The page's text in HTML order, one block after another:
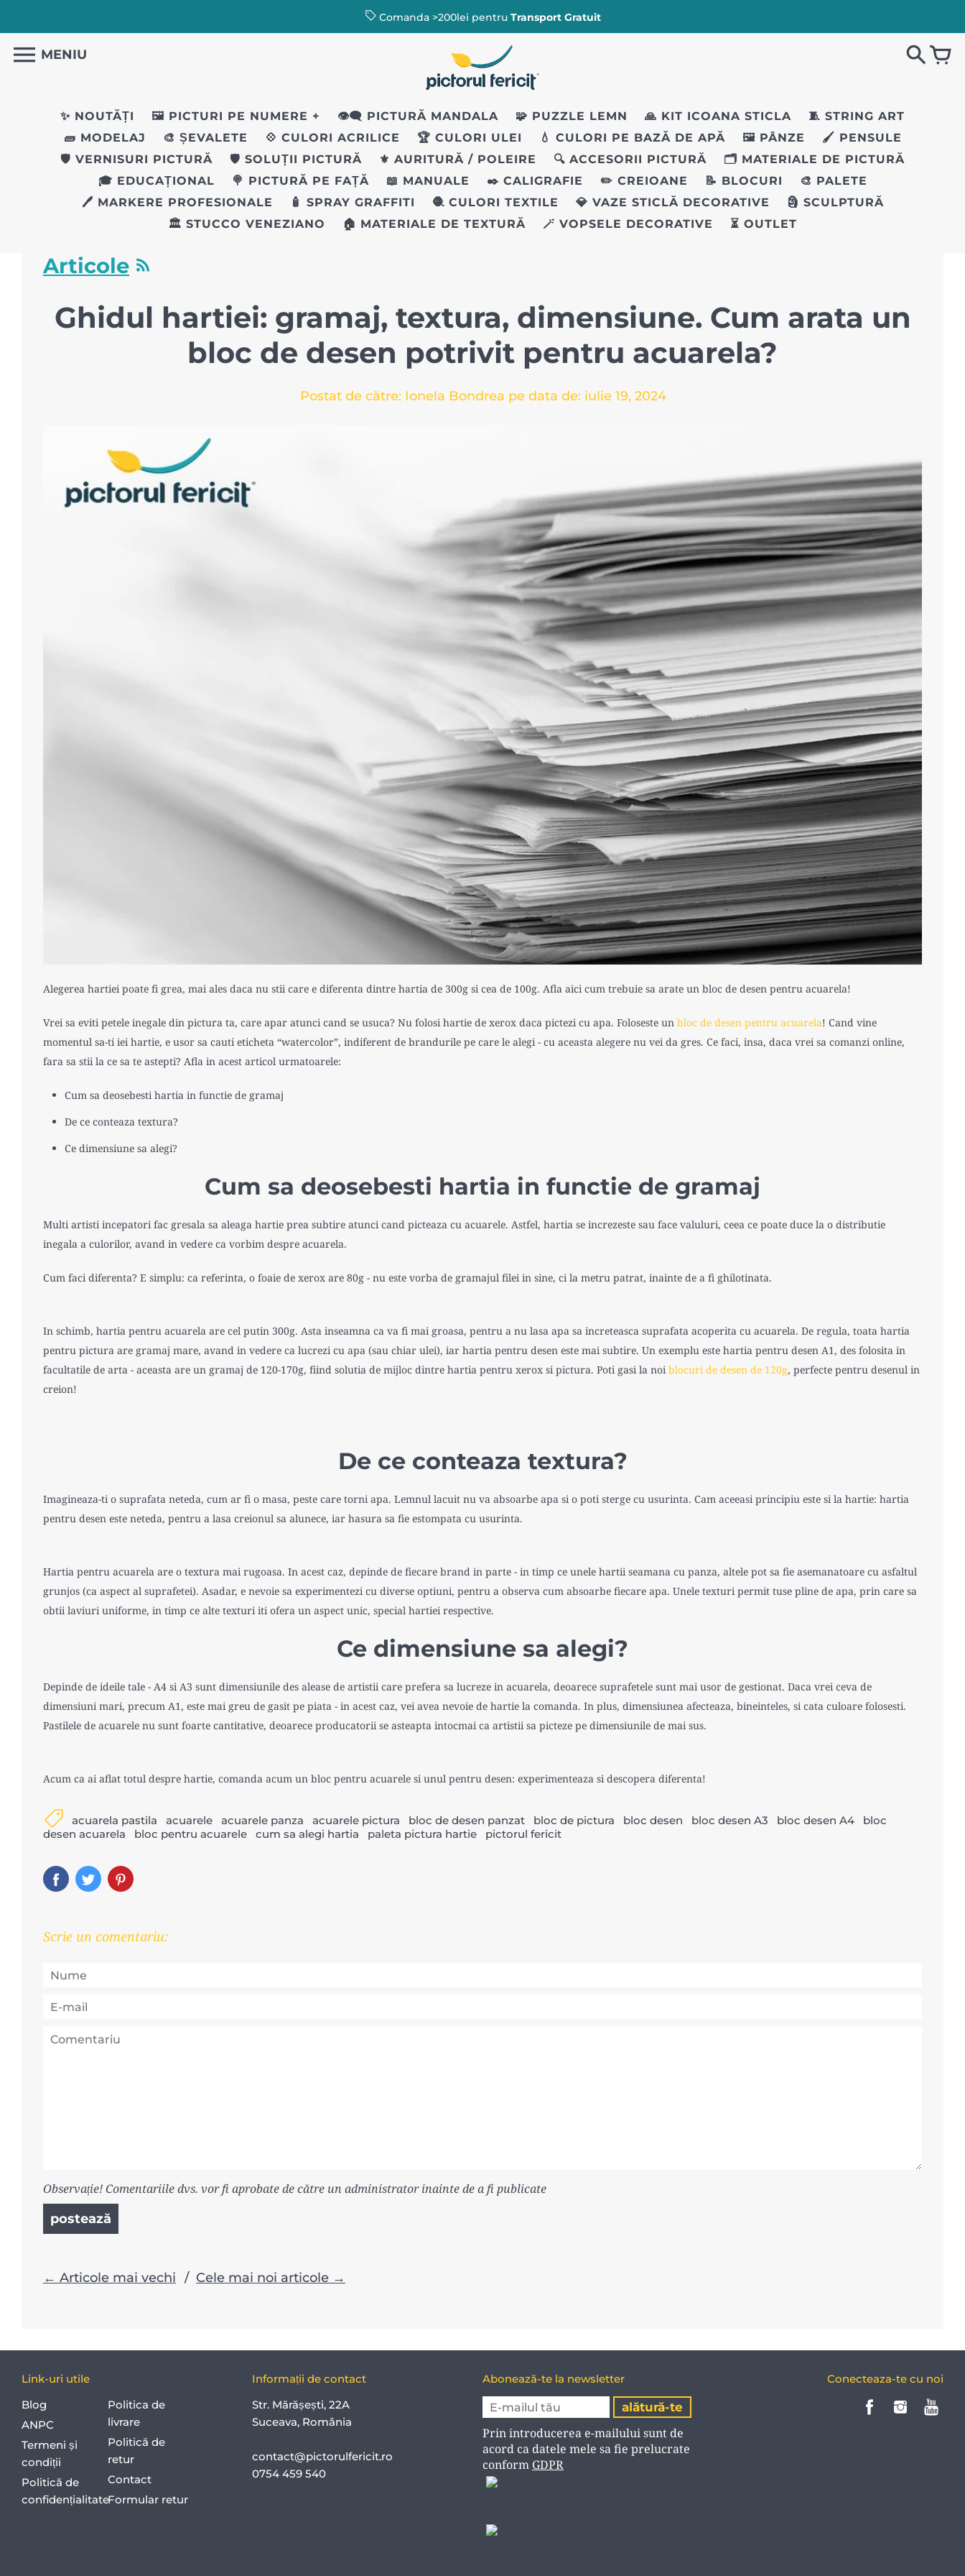
Comanda >200lei pentru Transport Gratuit
MENIU
✨ NOUTĂȚI 🖼️ PICTURI PE NUMERE + 👁️‍🗨️ PICTURĂ MANDALA 🧩 PUZZLE LEMN 🙏 KIT ICOANA STICLA
🧵 STRING ART
🧱 MODELAJ
🎨 ȘEVALETE 💠 CULORI ACRILICE 🏆 CULORI ULEI 💧 CULORI PE BAZĂ DE APĂ 🖼️ PÂNZE
🖌️ PENSULE
🛡️ VERNISURI PICTURĂ
🛡️ SOLUȚII PICTURĂ ⚜️ AURITURĂ / POLEIRE 🔍 ACCESORII PICTURĂ
🗂️ MATERIALE DE PICTURĂ
🎓 EDUCAȚIONAL
🍭 PICTURĂ PE FAȚĂ 📖 MANUALE ✒️ CALIGRAFIE ✏️ CREIOANE 📝 BLOCURI
🎨 PALETE
🖊 MARKERE PROFESIONALE
🧴 SPRAY GRAFFITI 🧶 CULORI TEXTILE 💎 VAZE STICLĂ DECORATIVE
🗿 SCULPTURĂ
🏛️ STUCCO VENEZIANO
🏠 MATERIALE DE TEXTURĂ 🪄 VOPSELE DECORATIVE ⏳ OUTLET
Articole
Ghidul hartiei: gramaj, textura, dimensiune. Cum arata un
bloc de desen potrivit pentru acuarela?
Postat de către: Ionela Bondrea pe data de: iulie 19, 2024
Alegerea hartiei poate fi grea, mai ales daca nu stii care e diferenta dintre hartia de 300g si cea de 100g. Afla aici cum trebuie sa arate un bloc de desen pentru acuarela!
Vrei sa eviti petele inegale din pictura ta, care apar atunci cand se usuca? Nu folosi hartie de xerox daca pictezi cu apa. Foloseste un bloc de desen pentru acuarela! Cand vine
momentul sa-ti iei hartie, e usor sa cauti eticheta “watercolor”, indiferent de brandurile pe care le alegi - cu aceasta alegere nu vei da gres. Ce faci, insa, daca vrei sa comanzi online,
fara sa stii la ce sa te astepti? Afla in acest articol urmatoarele:
Cum sa deosebesti hartia in functie de gramaj
De ce conteaza textura?
Ce dimensiune sa alegi?
Cum sa deosebesti hartia in functie de gramaj
Multi artisti incepatori fac gresala sa aleaga hartie prea subtire atunci cand picteaza cu acuarele. Astfel, hartia se increzeste sau face valuluri, ceea ce poate duce la o distributie
inegala a culorilor, avand in vedere ca vorbim despre acuarela.
Cum faci diferenta? E simplu: ca referinta, o foaie de xerox are 80g - nu este vorba de gramajul filei in sine, ci la metru patrat, inainte de a fi ghilotinata.
In schimb, hartia pentru acuarela are cel putin 300g. Asta inseamna ca va fi mai groasa, pentru a nu lasa apa sa increteasca suprafata acoperita cu acuarela. De regula, toata hartia
pentru pictura are gramaj mare, avand in vedere ca lucrezi cu apa (sau chiar ulei), iar hartia pentru desen este mai subtire. Un exemplu este hartia pentru desen A1, des folosita in
facultatile de arta - aceasta are un gramaj de 120-170g, fiind solutia de mijloc dintre hartia pentru xerox si pictura. Poti gasi la noiblocuri de desen de 120g, perfecte pentru desenul in
creion!
De ce conteaza textura?
Imagineaza-ti o suprafata neteda, cum ar fi o masa, peste care torni apa. Lemnul lacuit nu va absoarbe apa si o poti sterge cu usurinta. Cam aceeasi principiu este si la hartie: hartia
pentru desen este neteda, pentru a lasa creionul sa alunece, iar hasura sa fie estompata cu usurinta.
Hartia pentru acuarela are o textura mai rugoasa. In acest caz, depinde de fiecare brand in parte - in timp ce unele hartii seamana cu panza, altele pot sa fie asemanatoare cu asfaltul
grunjos (ca aspect al suprafetei). Asadar, e nevoie sa experimentezi cu diverse optiuni, pentru a observa cum absoarbe fiecare apa. Unele texturi permit tuse pline de apa, prin care sa
obtii laviuri uniforme, in timp ce alte texturi iti ofera un aspect unic, special hartiei respective.
Ce dimensiune sa alegi?
Depinde de ideile tale - A4 si A3 sunt dimensiunile des alease de artistii care prefera sa lucreze in acuarela, deoarece suprafetele sunt mai usor de gestionat. Daca vrei ceva de
dimensiuni mari, precum A1, este mai greu de gasit pe piata - in acest caz, vei avea nevoie de hartie la comanda. In plus, dimensiunea afecteaza, bineinteles, si cata culoare folosesti.
Pastilele de acuarele nu sunt foarte cantitative, deoarece producatorii se asteapta intocmai ca artistii sa picteze pe dimensiunile de mai sus.
Acum ca ai aflat totul despre hartie, comanda acum un bloc pentru acuarele si unul pentru desen: experimenteaza si descopera diferenta!
acuarela pastila acuarele acuarele panza acuarele pictura bloc de desen panzat bloc de pictura bloc desen bloc desen A3 bloc desen A4
bloc
desen acuarela
bloc pentru acuarele cum sa alegi hartia paleta pictura hartie pictorul fericit
Scrie un comentariu:
Observație! Comentariile dvs. vor fi aprobate de către un administrator inainte de a fi publicate
postează
← Articole mai vechi / Cele mai noi articole →
Link-uri utile
Blog
ANPC
Termeni și
condiții
Politică de
confidențialitate
Politica de
livrare
Politică de
retur
Contact
Formular retur
Informații de contact
Str. Mărășești, 22A
Suceava, România
contact@pictorulfericit.ro
0754 459 540
Abonează-te la newsletter
Prin introducerea e-mailului sunt de
acord ca datele mele sa fie prelucrate
conform GDPR
Conecteaza-te cu noi